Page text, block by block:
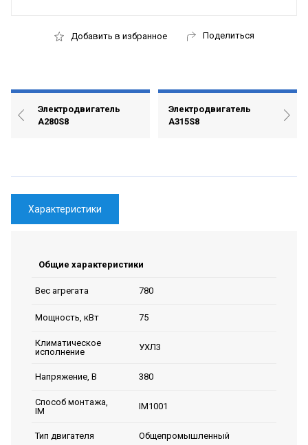
Добавить в избранное Поделиться
Электродвигатель
А280S8
Электродвигатель
А315S8
Характеристики
Общие характеристики
Вес агрегата 780
Мощность, кВт 75
Климатическое
исполнение
УХЛ3
Напряжение, В 380
Способ монтажа,
IM
IM1001
Тип двигателя Общепромышленный